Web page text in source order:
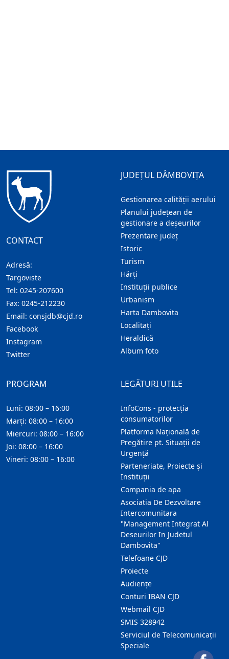
CONTACT
Adresă:
Targoviste
Tel: 0245-207600
Fax: 0245-212230
Email: consjdb@cjd.ro
Facebook
Instagram
Twitter
JUDEȚUL DÂMBOVIȚA
Gestionarea calității aerului
Planului județean de
gestionare a deșeurilor
Prezentare judeţ
Istoric
Turism
Hărţi
Instituţii publice
Urbanism
Harta Dambovita
Localitaţi
Heraldică
Album foto
LEGĂTURI UTILE
InfoCons - protecția
consumatorilor
Platforma Națională de
Pregătire pt. Situații de
Urgență
Parteneriate, Proiecte și
Instituții
Compania de apa
Asociatia De Dezvoltare
Intercomunitara
"Management Integrat Al
Deseurilor In Judetul
Dambovita"
Telefoane CJD
Proiecte
Audienţe
Conturi IBAN CJD
Webmail CJD
SMIS 328942
Serviciul de Telecomunicații
Speciale
PROGRAM
Luni: 08:00 – 16:00
Marți: 08:00 – 16:00
Miercuri: 08:00 – 16:00
Joi: 08:00 – 16:00
Vineri: 08:00 – 16:00